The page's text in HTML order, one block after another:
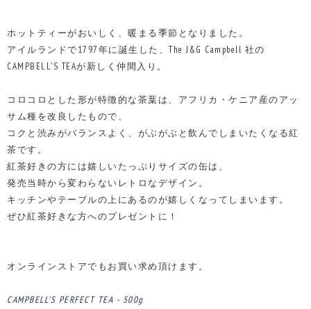
ホットティーがおいしく、暖まる季節となりました。
アイルランドで1797年に誕生した、The J&G Campbell 社の
CAMPBELL'S TEAが新しく仲間入り。
コロコロとした形が特徴的な茶葉は、アフリカ・ケニア産のアッ
サム種を改良したもので、
コクと渋みがバランスよく、がぶがぶと飲んでしまいたくなる紅
茶です。
紅茶好きの方には嬉しいたっぷりサイズの缶は、
発売当時から変わらないレトロなデザイン。
キッチンやテーブルの上にあるのが嬉しくなってしまいます。
ぜひ紅茶好きな方へのプレゼントに！
オンラインストアでもお買い求め頂けます。
CAMPBELL'S PERFECT TEA - 500g